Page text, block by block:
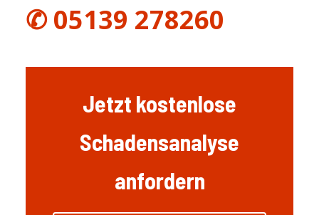
✆ 05139 278260
Jetzt kostenlose
Schadensanalyse
anfordern